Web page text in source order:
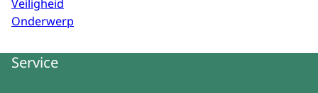
Veiligheid
Onderwerp
Service